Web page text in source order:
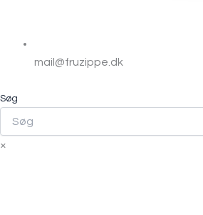
mail@fruzippe.dk
Søg
×